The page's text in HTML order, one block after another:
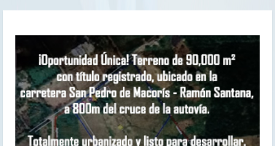
l
e
y
e
n
d